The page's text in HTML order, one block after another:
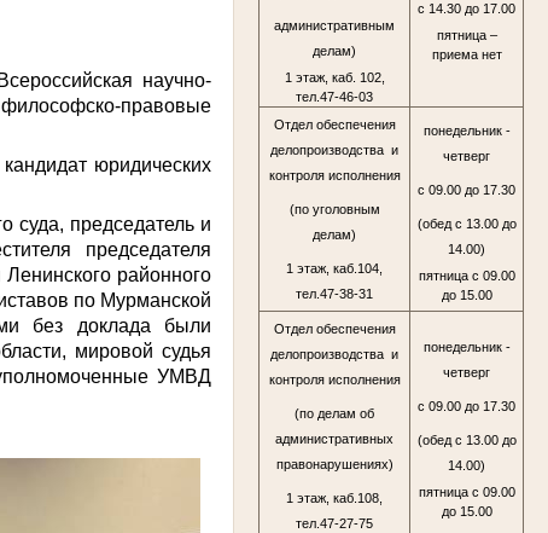
административным
делам)
1 этаж, каб. 102,
тел.47-46-03
с 14.30 до 17.00
пятница –
приема нет
Отдел обеспечения
делопроизводства и
контроля исполнения
(по уголовным
делам)
1 этаж, каб.104,
тел.47-38-31
понедельник -
четверг
с 09.00 до 17.30
(обед с 13.00 до
14.00)
пятница с 09.00
до 15.00
Отдел обеспечения
делопроизводства и
контроля исполнения
(по делам об
административных
правонарушениях)
1 этаж, каб.108,
тел.47-27-75
понедельник -
четверг
с 09.00 до 17.30
(обед с 13.00 до
14.00)
пятница с 09.00
до 15.00
научно-
правовые
юридических
суда, председатель и
председателя
районного
по Мурманской
без доклада были
мировой судья
УМВД